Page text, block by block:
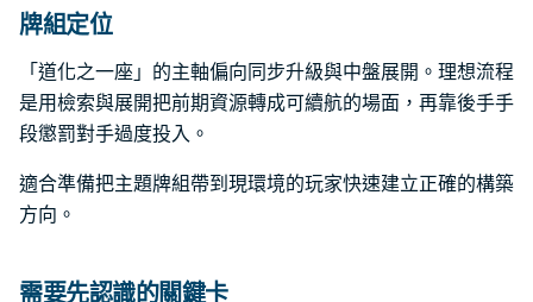
牌組定位
「道化之一座」的主軸偏向同步升級與中盤展開。理想流程
是用檢索與展開把前期資源轉成可續航的場面，再靠後手手
段懲罰對手過度投入。
適合準備把主題牌組帶到現環境的玩家快速建立正確的構築
方向。
需要先認識的關鍵卡